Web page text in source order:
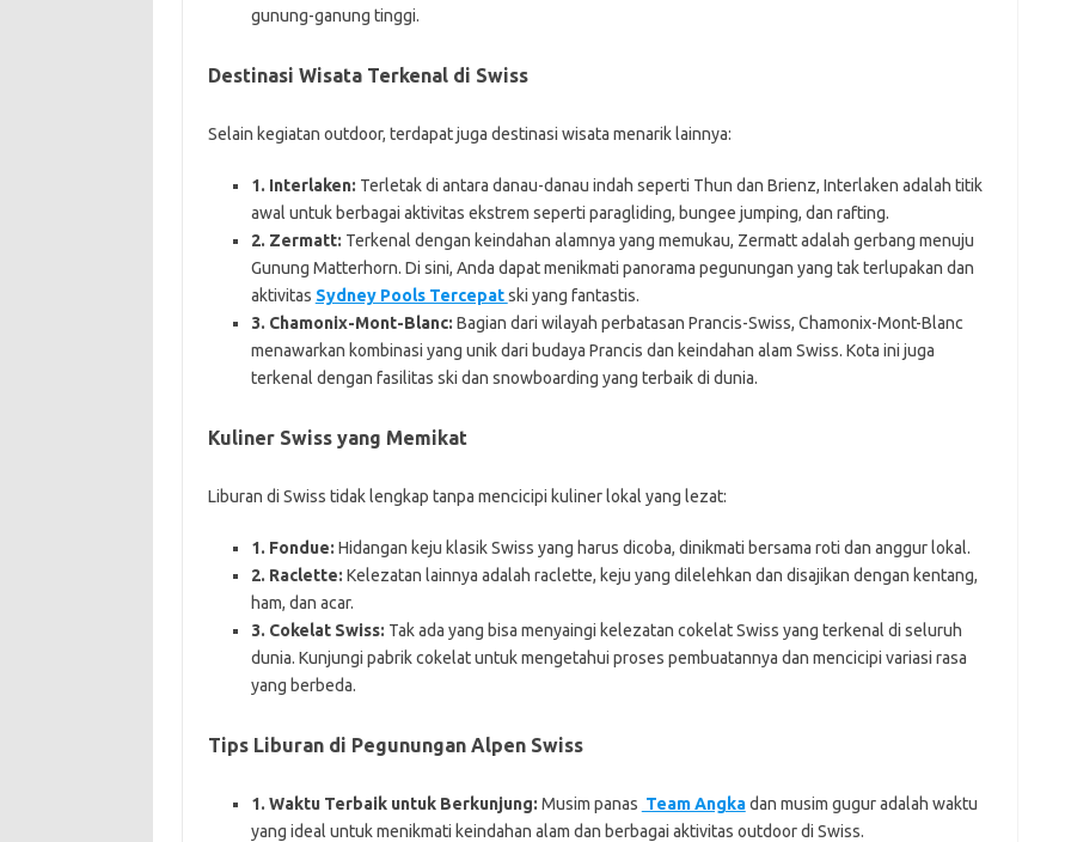
gunung-ganung tinggi.
Destinasi Wisata Terkenal di Swiss
Selain kegiatan outdoor, terdapat juga destinasi wisata menarik lainnya:
1. Interlaken: Terletak di antara danau-danau indah seperti Thun dan Brienz, Interlaken adalah titik
awal untuk berbagai aktivitas ekstrem seperti paragliding, bungee jumping, dan rafting.
2. Zermatt: Terkenal dengan keindahan alamnya yang memukau, Zermatt adalah gerbang menuju
Gunung Matterhorn. Di sini, Anda dapat menikmati panorama pegunungan yang tak terlupakan dan
aktivitas Sydney Pools Tercepatski yang fantastis.
3. Chamonix-Mont-Blanc: Bagian dari wilayah perbatasan Prancis-Swiss, Chamonix-Mont-Blanc
menawarkan kombinasi yang unik dari budaya Prancis dan keindahan alam Swiss. Kota ini juga
terkenal dengan fasilitas ski dan snowboarding yang terbaik di dunia.
Kuliner Swiss yang Memikat
Liburan di Swiss tidak lengkap tanpa mencicipi kuliner lokal yang lezat:
1. Fondue: Hidangan keju klasik Swiss yang harus dicoba, dinikmati bersama roti dan anggur lokal.
2. Raclette: Kelezatan lainnya adalah raclette, keju yang dilelehkan dan disajikan dengan kentang,
ham, dan acar.
3. Cokelat Swiss: Tak ada yang bisa menyaingi kelezatan cokelat Swiss yang terkenal di seluruh
dunia. Kunjungi pabrik cokelat untuk mengetahui proses pembuatannya dan mencicipi variasi rasa
yang berbeda.
Tips Liburan di Pegunungan Alpen Swiss
1. Waktu Terbaik untuk Berkunjung: Musim panas Team Angkadan musim gugur adalah waktu
yang ideal untuk menikmati keindahan alam dan berbagai aktivitas outdoor di Swiss.